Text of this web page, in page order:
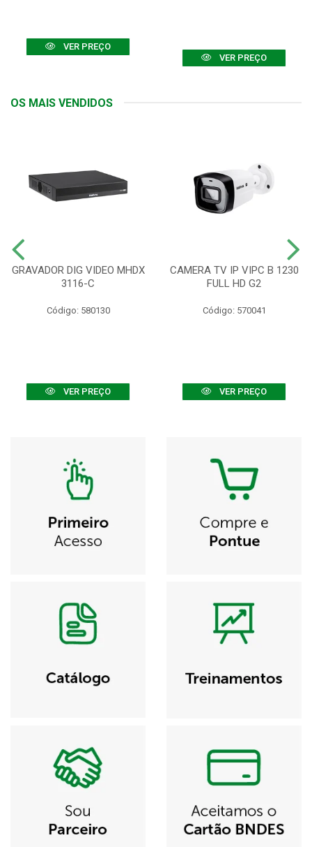
VER PREÇO
VER PREÇO
OS MAIS VENDIDOS
GRAVADOR DIG VIDEO MHDX
3116-C
Código: 580130
VER PREÇO
CAMERA TV IP VIPC B 1230
FULL HD G2
Código: 570041
VER PREÇO